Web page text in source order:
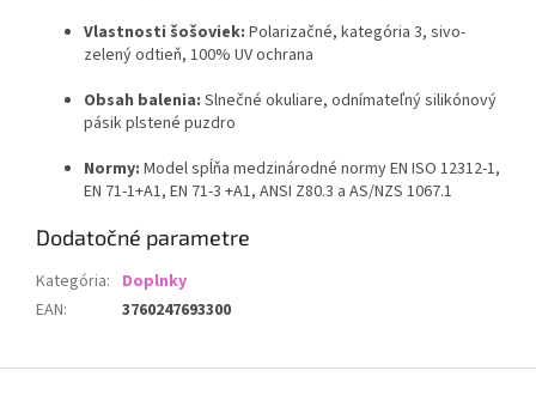
Vlastnosti šošoviek: Polarizačné, kategória 3, sivo-
zelený odtieň, 100% UV ochrana
Obsah balenia: Slnečné okuliare, odnímateľný silikónový
pásik plstené puzdro
Normy: Model spĺňa medzinárodné normy EN ISO 12312-1,
EN 71-1+A1, EN 71-3 +A1, ANSI Z80.3 a AS/NZS 1067.1
Dodatočné parametre
Kategória: Doplnky
EAN: 3760247693300